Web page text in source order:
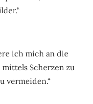
ich mich an die
Scherzen zu
vermeiden.“